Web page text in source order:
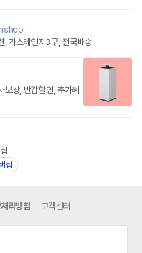
, 가스레인지3구, 전국배송
상, 반갑할인, 추가혜
십
리방침 고객센터